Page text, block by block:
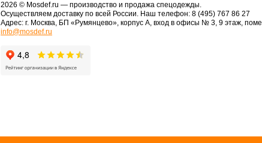
2026 © Mosdef.ru — производство и продажа спецодежды.
Осуществляем доставку по всей России. Наш телефон: 8 (495) 767 86 27
Адрес: г. Москва, БП «Румянцево», корпус А, вход в офисы № 3, 9 этаж,
info@mosdef.ru